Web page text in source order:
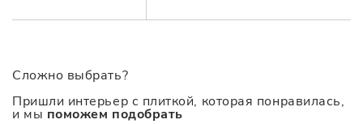
Сложно выбрать?
Пришли интерьер с плиткой, которая понравилась,
и мы поможем подобрать